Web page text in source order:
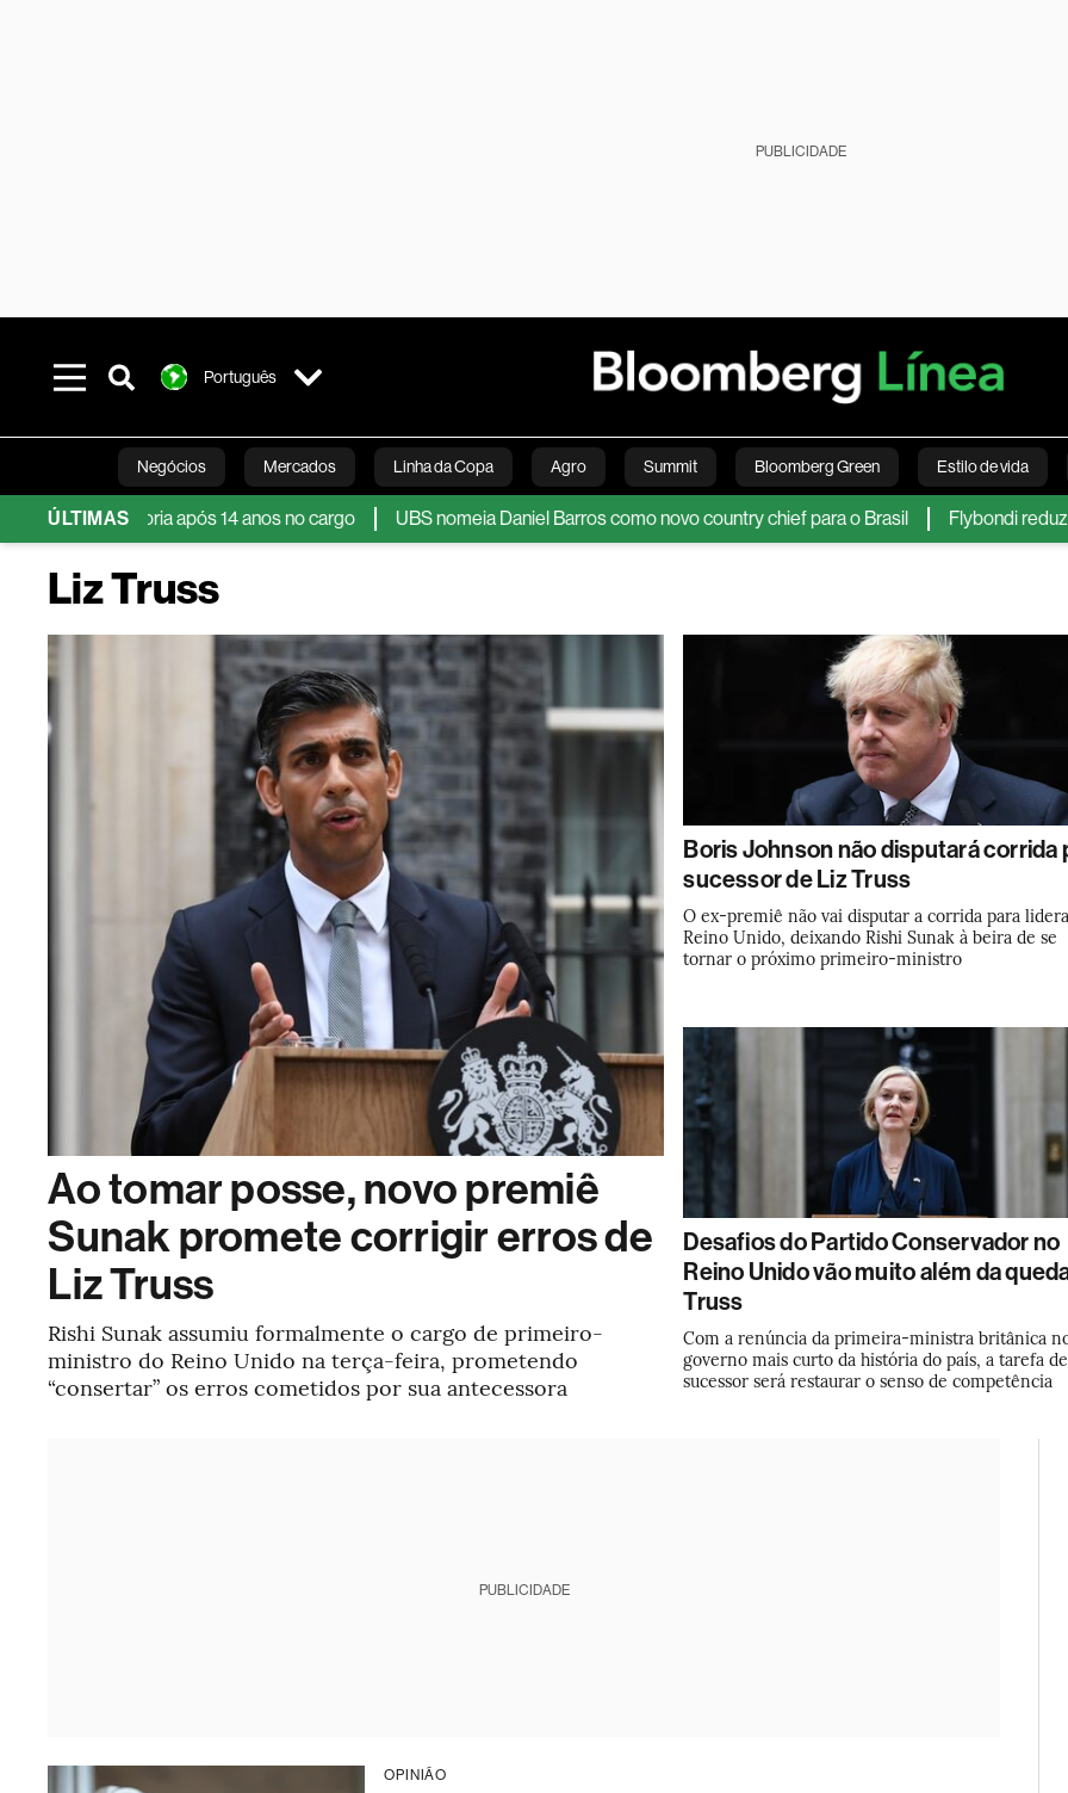
PUBLICIDADE
Português
Negócios Mercados Linha da Copa Agro Summit Bloomberg Green Estilo de vida
Línea Studios Podcasts Inovação Finanças pessoais Viagens Internacional Brasil
ÚLTIMASapós 14 anos no cargo UBS nomeia Daniel Barros como novo country chief para o Brasil Flybondi reduz número
Liz Truss
Ao tomar posse, novo premiê
Sunak promete corrigir erros de
Liz Truss
Rishi Sunak assumiu formalmente o cargo de primeiro-
ministro do Reino Unido na terça-feira, prometendo
“consertar” os erros cometidos por sua antecessora
Boris Johnson não disputará corrida
sucessor de Liz Truss
O ex-premiê não vai disputar a corrida para
Reino Unido, deixando Rishi Sunak à beira de se
tornar o próximo primeiro-ministro
Desafios do Partido Conservador no
Reino Unido vão muito além da
Truss
Com a renúncia da primeira-ministra britânica
governo mais curto da história do país, a tarefa
sucessor será restaurar o senso de competência
PUBLICIDADE
OPINIÃO